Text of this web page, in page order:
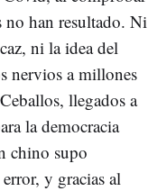
no han resultado. Ni
ni la idea del
nervios a millones
llegados a
la democracia
chino supo
y gracias al